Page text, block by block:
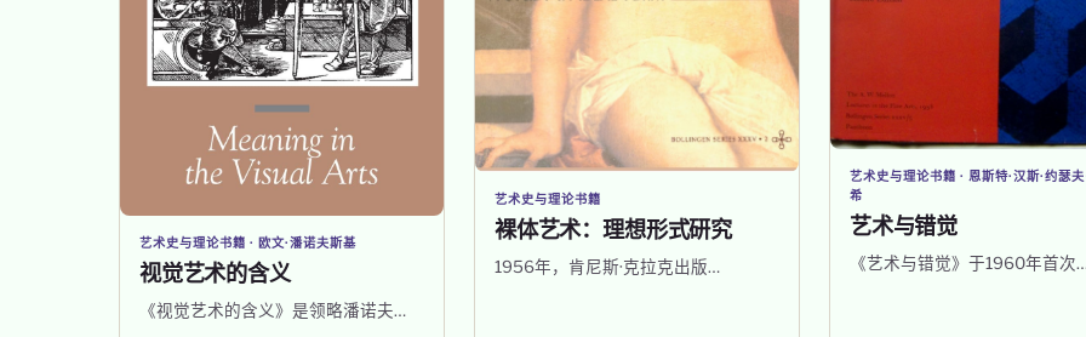
视觉艺术的含义
艺术史与理论书籍 · 欧文·潘诺夫斯基
《视觉艺术的含义》是领略潘诺夫…
裸体艺术：理想形式研究
艺术史与理论书籍
1956年，肯尼斯·克拉克出版…
艺术与错觉
艺术史与理论书籍 · 恩斯特·汉斯·约瑟
希
《艺术与错觉》于1960年首次